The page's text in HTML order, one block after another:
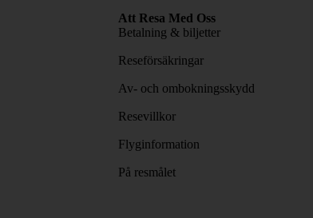
Att Resa Med Oss
Betalning & biljetter
Reseförsäkringar
Av- och ombokningsskydd
Resevillkor
Flyginformation
På resmålet